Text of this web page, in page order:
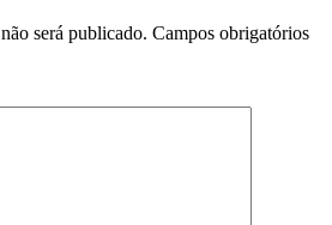
será publicado. Campos obrigatórios